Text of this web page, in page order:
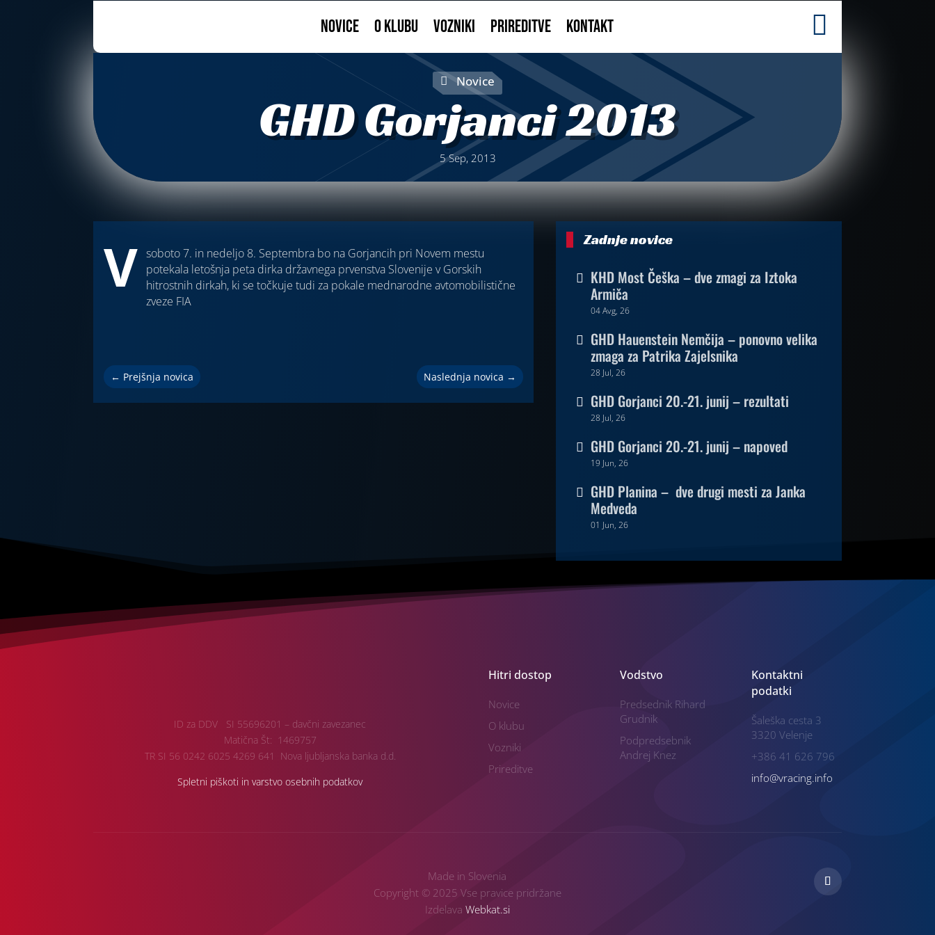
NOVICE O KLUBU VOZNIKI PRIREDITVE KONTAKT 
Novice
GHD Gorjanci 2013
5 Sep, 2013
V soboto 7. in nedeljo 8. Septembra bo na Gorjancih pri Novem mestu
potekala letošnja peta dirka državnega prvenstva Slovenije v Gorskih
hitrostnih dirkah, ki se točkuje tudi za pokale mednarodne avtomobilistične
zveze FIA
← Prejšnja novica Naslednja novica →
Zadnje novice
 KHD Most Češka – dve zmagi za Iztoka
Armiča
04 Avg, 26
 GHD Hauenstein Nemčija – ponovno velika
zmaga za Patrika Zajelsnika
28 Jul, 26
 GHD Gorjanci 20.-21. junij – rezultati
28 Jul, 26
 GHD Gorjanci 20.-21. junij – napoved
19 Jun, 26
 GHD Planina – dve drugi mesti za Janka
Medveda
01 Jun, 26
ID za DDV SI 55696201 – davčni zavezanec
Matična Št: 1469757
TR SI 56 0242 6025 4269 641 Nova ljubljanska banka d.d.
Spletni piškoti in varstvo osebnih podatkov
Hitri dostop
Novice
O klubu
Vozniki
Prireditve
Vodstvo
Predsednik Rihard
Grudnik
Podpredsebnik
Andrej Knez
Kontaktni
podatki
Šaleška cesta 3
3320 Velenje
+386 41 626 796
info@vracing.info
Made in Slovenia
Copyright © 2025 Vse pravice pridržane
Izdelava Webkat.si